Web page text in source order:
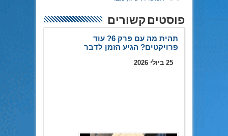
פוסטים קשורים
תהית מה עם פרק 6? עוד
פרויקטים? הגיע הזמן לדבר
25 ביולי 2026